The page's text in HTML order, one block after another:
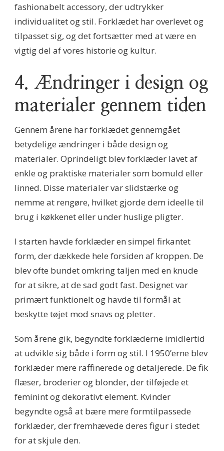
fashionabelt accessory, der udtrykker
individualitet og stil. Forklædet har overlevet og
tilpasset sig, og det fortsætter med at være en
vigtig del af vores historie og kultur.
4. Ændringer i design og
materialer gennem tiden
Gennem årene har forklædet gennemgået
betydelige ændringer i både design og
materialer. Oprindeligt blev forklæder lavet af
enkle og praktiske materialer som bomuld eller
linned. Disse materialer var slidstærke og
nemme at rengøre, hvilket gjorde dem ideelle til
brug i køkkenet eller under huslige pligter.
I starten havde forklæder en simpel firkantet
form, der dækkede hele forsiden af kroppen. De
blev ofte bundet omkring taljen med en knude
for at sikre, at de sad godt fast. Designet var
primært funktionelt og havde til formål at
beskytte tøjet mod snavs og pletter.
Som årene gik, begyndte forklæderne imidlertid
at udvikle sig både i form og stil. I 1950’erne blev
forklæder mere raffinerede og detaljerede. De fik
flæser, broderier og blonder, der tilføjede et
feminint og dekorativt element. Kvinder
begyndte også at bære mere formtilpassede
forklæder, der fremhævede deres figur i stedet
for at skjule den.